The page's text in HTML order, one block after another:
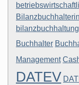
Bilanzbuchhalterin
bilanzbuchhaltung
Buchhalter
Management
DATEV